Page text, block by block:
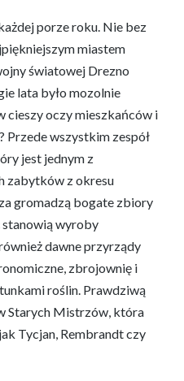
porze roku. Nie bez
miastem
światowej Drezno
lata było mozolnie
cieszy oczy mieszkańców i
wszystkim zespół
jest jednym z
zabytków z okresu
gromadzą bogate zbiory
stanowią wyroby
dawne przyrządy
zbrojownię i
roślin. Prawdziwą
Starych Mistrzów, która
Tycjan, Rembrandt czy